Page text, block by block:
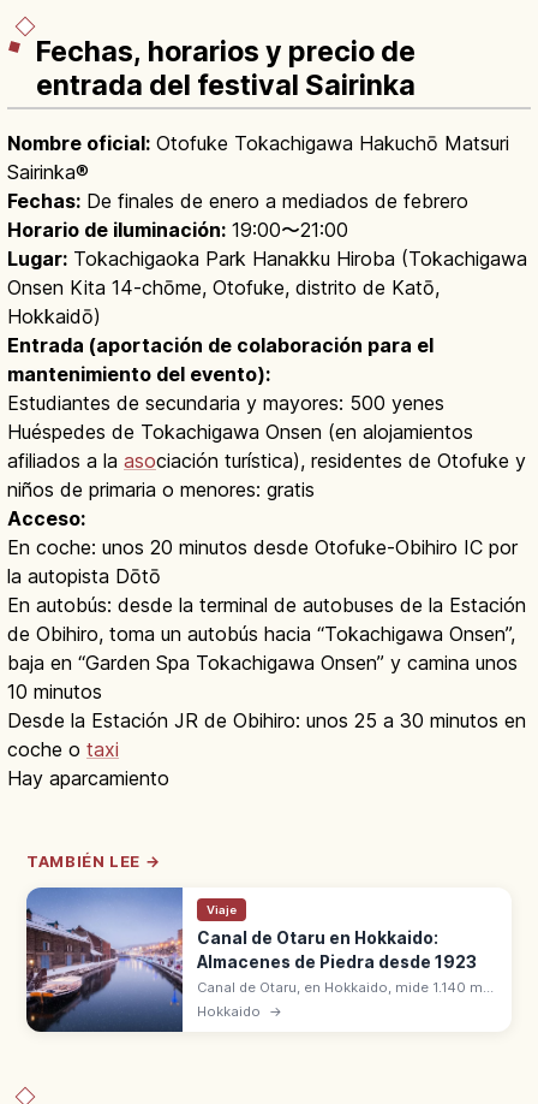
Fechas, horarios y precio de
entrada del festival Sairinka
Nombre oficial: Otofuke Tokachigawa Hakuchō Matsuri
Sairinka®
Fechas: De finales de enero a mediados de febrero
Horario de iluminación: 19:00〜21:00
Lugar: Tokachigaoka Park Hanakku Hiroba (Tokachigawa
Onsen Kita 14-chōme, Otofuke, distrito de Katō,
Hokkaidō)
Entrada (aportación de colaboración para el
mantenimiento del evento):
Estudiantes de secundaria y mayores: 500 yenes
Huéspedes de Tokachigawa Onsen (en alojamientos
afiliados a la asociación turística), residentes de Otofuke y
niños de primaria o menores: gratis
Acceso:
En coche: unos 20 minutos desde Otofuke-Obihiro IC por
la autopista Dōtō
En autobús: desde la terminal de autobuses de la Estación
de Obihiro, toma un autobús hacia “Tokachigawa Onsen”,
baja en “Garden Spa Tokachigawa Onsen” y camina unos
10 minutos
Desde la Estación JR de Obihiro: unos 25 a 30 minutos en
coche o taxi
Hay aparcamiento
TAMBIÉN LEE →
Viaje
Canal de Otaru en Hokkaido:
Almacenes de Piedra desde 1923
Canal de Otaru, en Hokkaido, mide 1.140 m
con almacenes de piedra y 63 faroles de
Hokkaido →